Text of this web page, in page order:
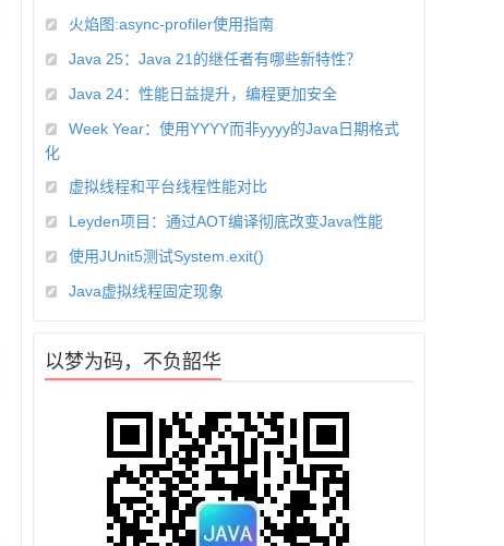
火焰图:async-profiler使用指南
Java 25：Java 21的继任者有哪些新特性？
Java 24：性能日益提升，编程更加安全
Week Year：使用YYYY而非yyyy的Java日期格式
化
虚拟线程和平台线程性能对比
Leyden项目：通过AOT编译彻底改变Java性能
使用JUnit5测试System.exit()
Java虚拟线程固定现象
以梦为码，不负韶华